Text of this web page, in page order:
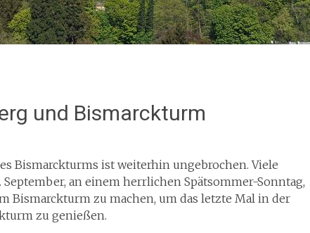
und Bismarckturm
Bismarckturms ist weiterhin ungebrochen. Viele
an einem herrlichen Spätsommer-Sonntag,
Bismarckturm zu machen, um das letzte Mal in der
zu genießen.